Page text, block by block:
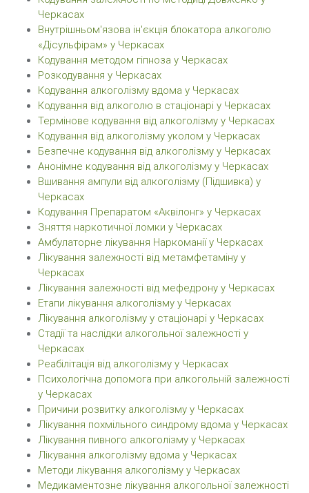
Черкасах
Внутрішньом'язова ін'єкція блокатора алкоголю
«Дісульфірам» у Черкасах
Кодування методом гiпноза у Черкасах
Розкодування у Черкасах
Кодування алкоголізму вдома у Черкасах
Кодування від алкоголю в стаціонарі у Черкасах
Термінове кодування від алкоголізму у Черкасах
Кодування від алкоголізму уколом у Черкасах
Безпечне кодування від алкоголізму у Черкасах
Анонімне кодування від алкоголізму у Черкасах
Вшивання ампули від алкоголізму (Підшивка) у
Черкасах
Кодування Препаратом «Аквілонг» у Черкасах
Зняття наркотичної ломки у Черкасах
Амбулаторне лікування Наркоманії у Черкасах
Лікування залежності від метамфетаміну у
Черкасах
Лікування залежності від мефедрону у Черкасах
Етапи лікування алкоголізму у Черкасах
Лікування алкоголізму у стаціонарі у Черкасах
Стадії та наслідки алкогольної залежності у
Черкасах
Реабілітація від алкоголізму у Черкасах
Психологічна допомога при алкогольній залежності
у Черкасах
Причини розвитку алкоголізму у Черкасах
Лікування похмільного синдрому вдома у Черкасах
Лікування пивного алкоголізму у Черкасах
Лікування алкоголізму вдома у Черкасах
Методи лікування алкоголізму у Черкасах
Медикаментозне лікування алкогольної залежності